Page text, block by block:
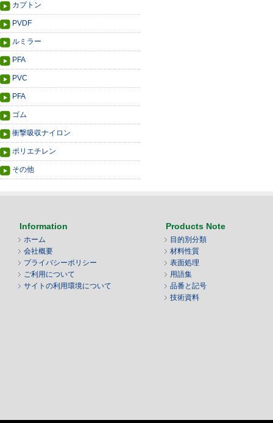
カプトン
PVDF
ルミラー
PFA
PVC
PFA
ゴム
衝撃吸収ナイロン
ポリエチレン
その他
Information
ホーム
会社概要
プライバシーポリシー
ご利用について
サイトの利用環境について
Products Note
目的別分類
材料性質
表面処理
用語集
品番と記号
技術資料